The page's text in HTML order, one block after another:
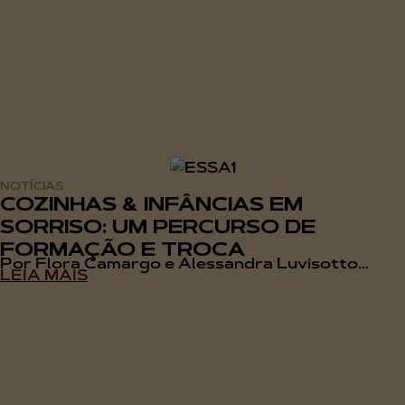
NOTÍCIAS
COZINHAS & INFÂNCIAS EM
SORRISO: UM PERCURSO DE
FORMAÇÃO E TROCA
Por Flora Camargo e Alessandra Luvisotto...
LEIA MAIS